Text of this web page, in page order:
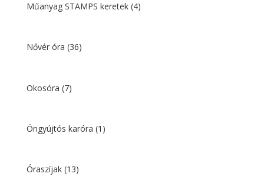
Műanyag STAMPS keretek (4)
Nővér óra (36)
Okosóra (7)
Öngyújtós karóra (1)
Óraszíjak (13)